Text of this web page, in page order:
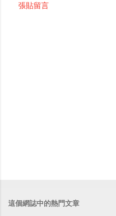
張貼留言
這個網誌中的熱門文章